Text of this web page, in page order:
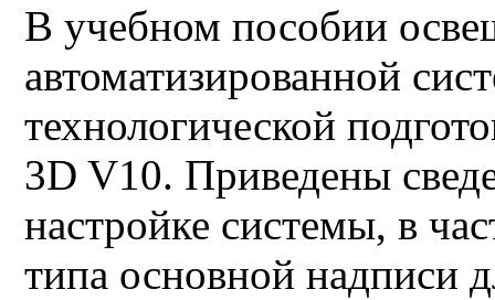
В учебном пособии
автоматизиро­ванной
технологической
3D V10. Приведены
настройке системы, в
типа основ­ной надписи